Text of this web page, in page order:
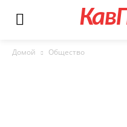
Домой Общество